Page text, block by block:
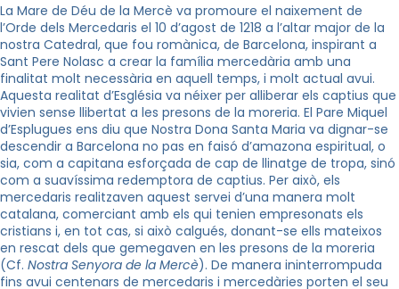
La Mare de Déu de la Mercè va promoure el naixement de
l’Orde dels Mercedaris el 10 d’agost de 1218 a l’altar major de la
nostra Catedral, que fou romànica, de Barcelona, inspirant a
Sant Pere Nolasc a crear la família mercedària amb una
finalitat molt necessària en aquell temps, i molt actual avui.
Aquesta realitat d’Església va néixer per alliberar els captius que
vivien sense llibertat a les presons de la moreria. El Pare Miquel
d’Esplugues ens diu que Nostra Dona Santa Maria va dignar-se
descendir a Barcelona no pas en faisó d’amazona espiritual, o
sia, com a capitana esforçada de cap de llinatge de tropa, sinó
com a suavíssima redemptora de captius. Per això, els
mercedaris realitzaven aquest servei d’una manera molt
catalana, comerciant amb els qui tenien empresonats els
cristians i, en tot cas, si això calgués, donant-se ells mateixos
en rescat dels que gemegaven en les presons de la moreria
(Cf. Nostra Senyora de la Mercè). De manera ininterrompuda
fins avui centenars de mercedaris i mercedàries porten el seu